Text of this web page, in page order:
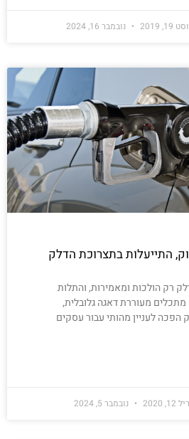
2019 נובמבר 16, 2024
התייעלות בתצרוכת הדלק
רק הולכות ומאמירות, והתלות
מעוררת דאגה גלובלית,
לעניין מהותי עבור עסקים
2020 נובמבר 5, 2024